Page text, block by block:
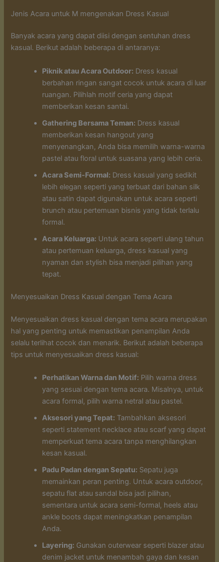
Jenis Acara untuk M mengenakan Dress Kasual
Banyak acara yang dapat diisi dengan sentuhan dress
kasual. Berikut adalah beberapa di antaranya:
Piknik atau Acara Outdoor: Dress kasual
berbahan ringan sangat cocok untuk acara di luar
ruangan. Pilihlah motif ceria yang dapat
memberikan kesan santai.
Gathering Bersama Teman: Dress kasual
memberikan kesan hangout yang
menyenangkan, Anda bisa memilih warna-warna
pastel atau floral untuk suasana yang lebih ceria.
Acara Semi-Formal: Dress kasual yang sedikit
lebih elegan seperti yang terbuat dari bahan silk
atau satin dapat digunakan untuk acara seperti
brunch atau pertemuan bisnis yang tidak terlalu
formal.
Acara Keluarga: Untuk acara seperti ulang tahun
atau pertemuan keluarga, dress kasual yang
nyaman dan stylish bisa menjadi pilihan yang
tepat.
Menyesuaikan Dress Kasual dengan Tema Acara
Menyesuaikan dress kasual dengan tema acara merupakan
hal yang penting untuk memastikan penampilan Anda
selalu terlihat cocok dan menarik. Berikut adalah beberapa
tips untuk menyesuaikan dress kasual:
Perhatikan Warna dan Motif: Pilih warna dress
yang sesuai dengan tema acara. Misalnya, untuk
acara formal, pilih warna netral atau pastel.
Aksesori yang Tepat: Tambahkan aksesori
seperti statement necklace atau scarf yang dapat
memperkuat tema acara tanpa menghilangkan
kesan kasual.
Padu Padan dengan Sepatu: Sepatu juga
memainkan peran penting. Untuk acara outdoor,
sepatu flat atau sandal bisa jadi pilihan,
sementara untuk acara semi-formal, heels atau
ankle boots dapat meningkatkan penampilan
Anda.
Layering: Gunakan outerwear seperti blazer atau
denim jacket untuk menambah gaya dan kesan